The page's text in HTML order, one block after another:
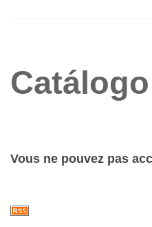
Catálogo
Vous ne pouvez pas